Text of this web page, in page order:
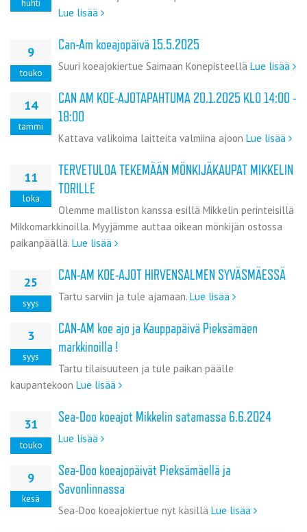
huhti
Lue lisää
9
touko
Can-Am koeajopäivä 15.5.2025
Suuri koeajokiertue Saimaan Konepisteellä Lue lisää
14
tammi
CAN AM KOE-AJOTAPAHTUMA 20.1.2025 KLO 14:00 -
18:00
Kattava valikoima laitteita valmiina ajoon Lue lisää
11
loka
TERVETULOA TEKEMÄÄN MÖNKIJÄKAUPAT MIKKELIN
TORILLE
Olemme malliston kanssa esillä Mikkelin perinteisillä
Mikkomarkkinoilla. Myyjämme auttaa oikean mönkijän ostossa
paikanpäällä. Lue lisää
25
syys
CAN-AM KOE-AJOT HIRVENSALMEN SYVÄSMÄESSÄ
Tartu sarviin ja tule ajamaan. Lue lisää
3
syys
CAN-AM koe ajo ja Kauppapäivä Pieksämäen
markkinoilla !
Tartu tilaisuuteen ja tule paikan päälle
kaupantekoon Lue lisää
31
touko
Sea-Doo koeajot Mikkelin satamassa 6.6.2024
Lue lisää
9
kesä
Sea-Doo koeajopäivät Pieksämäellä ja
Savonlinnassa
Sea-Doo koeajokiertue nyt käsillä Lue lisää